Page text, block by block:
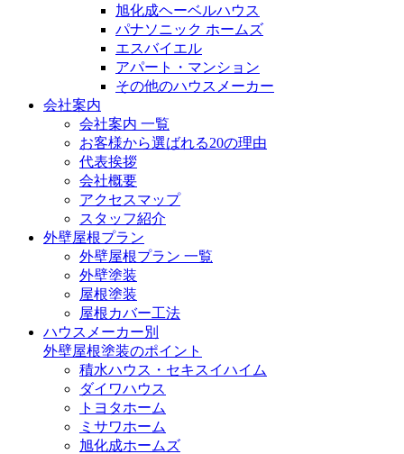
旭化成ヘーベルハウス
パナソニック ホームズ
エスバイエル
アパート・マンション
その他のハウスメーカー
会社案内
会社案内 一覧
お客様から選ばれる20の理由
代表挨拶
会社概要
アクセスマップ
スタッフ紹介
外壁屋根プラン
外壁屋根プラン 一覧
外壁塗装
屋根塗装
屋根カバー工法
ハウスメーカー別
外壁屋根塗装のポイント
積水ハウス・セキスイハイム
ダイワハウス
トヨタホーム
ミサワホーム
旭化成ホームズ